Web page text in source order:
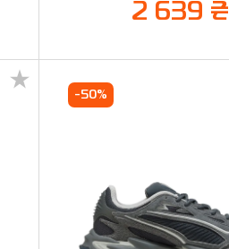
2 639 ₴
-50%